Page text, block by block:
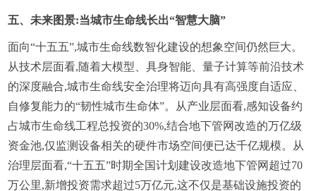
五、未来图景:当城市生命线长出“智慧大脑”
面向“十五五”,城市生命线数智化建设的想象空间仍然巨大。
从技术层面看,随着大模型、具身智能、量子计算等前沿技术
的深度融合,城市生命线安全治理将迈向具有高强度自适应、
自修复能力的“韧性城市生命体”。从产业层面看,感知设备约
占城市生命线工程总投资的30%,结合地下管网改造的万亿级
资金池,仅监测设备相关的硬件市场空间便已达千亿规模。从
治理层面看,“十五五”时期全国计划建设改造地下管网超过70
万公里,新增投资需求超过5万亿元,这不仅是基础设施投资的